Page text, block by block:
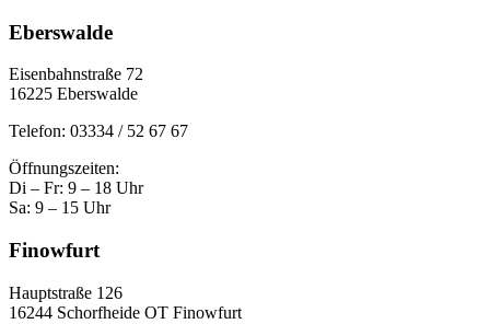
Eberswalde
Eisenbahnstraße 72
16225 Eberswalde
Telefon: 03334 / 52 67 67
Öffnungszeiten:
Di – Fr: 9 – 18 Uhr
Sa: 9 – 15 Uhr
Finowfurt
Hauptstraße 126
16244 Schorfheide OT Finowfurt